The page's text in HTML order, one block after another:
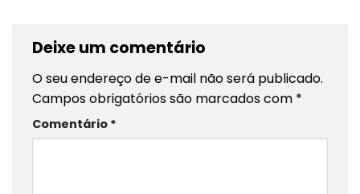
Deixe um comentário
O seu endereço de e-mail não será publicado.
Campos obrigatórios são marcados com *
Comentário *